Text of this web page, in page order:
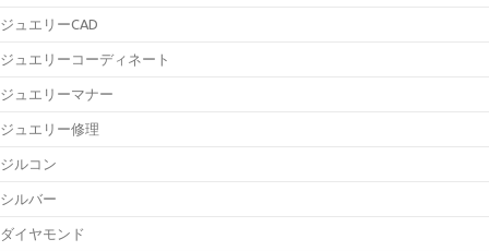
ジュエリーCAD
ジュエリーコーディネート
ジュエリーマナー
ジュエリー修理
ジルコン
シルバー
ダイヤモンド